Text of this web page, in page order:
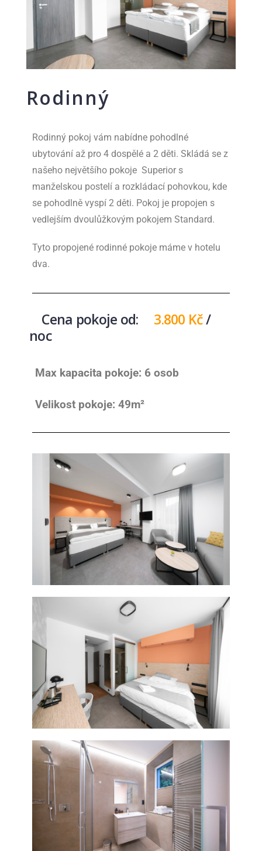
Rodinný
Rodinný pokoj vám nabídne pohodlné
ubytování až pro 4 dospělé a 2 děti. Skládá se z
našeho největšího pokoje Superior s
manželskou postelí a rozkládací pohovkou, kde
se pohodlně vyspí 2 děti. Pokoj je propojen s
vedlejším dvoulůžkovým pokojem Standard.
Tyto propojené rodinné pokoje máme v hotelu
dva.
Cena pokoje od: 3.800 Kč/
noc
Max kapacita pokoje: 6 osob
Velikost pokoje: 49m²